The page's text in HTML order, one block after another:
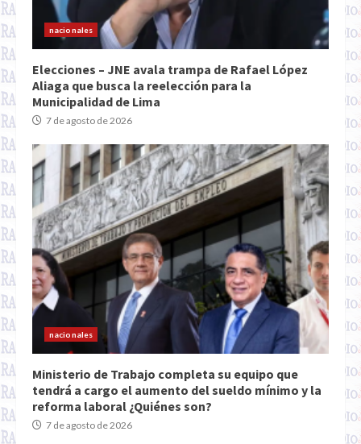
nacionales
Elecciones – JNE avala trampa de Rafael López
Aliaga que busca la reelección para la
Municipalidad de Lima
7 de agosto de 2026
nacionales
Ministerio de Trabajo completa su equipo que
tendrá a cargo el aumento del sueldo mínimo y la
reforma laboral ¿Quiénes son?
7 de agosto de 2026